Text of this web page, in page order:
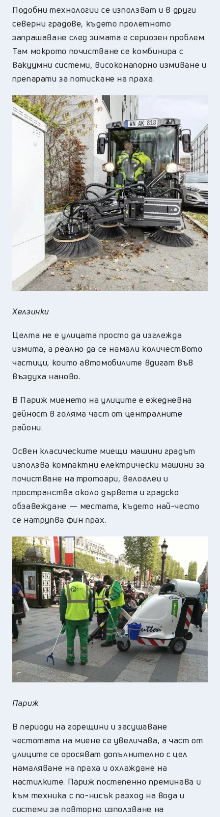
Подобни технологии се използват и в други
северни градове, където пролетното
запрашаване след зимата е сериозен проблем.
Там мокрото почистване се комбинира с
вакуумни системи, високонапорно измиване и
препарати за потискане на праха.
Хелзинки
Целта не е улицата просто да изглежда
измита, а реално да се намали количеството
частици, които автомобилите вдигат във
въздуха наново.
В Париж миенето на улиците е ежедневна
дейност в голяма част от централните
райони.
Освен класическите миещи машини градът
използва компактни електрически машини за
почистване на тротоари, велоалеи и
пространства около дървета и градско
обзавеждане — местата, където най-често
се натрупва фин прах.
Париж
В периоди на горещини и засушаване
честотата на миене се увеличава, а част от
улиците се оросяват допълнително с цел
намаляване на праха и охлаждане на
настилките. Париж постепенно преминава и
към техника с по-нисък разход на вода и
системи за повторно използване на